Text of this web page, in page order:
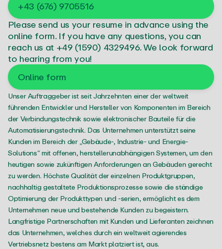
Linkedin →
Book appointment
Request quote
+43 (676) 9705516
Please send us your resume in advance using the
online form. If you have any questions, you can
reach us at +49 (1590) 4329496. We look forward
to hearing from you!
Online form
Unser Auftraggeber ist seit Jahrzehnten einer der weltweit
führenden Entwickler und Hersteller von Komponenten im Bereich
der Verbindungstechnik sowie elektronischer Bauteile für die
Automatisierungstechnik. Das Unternehmen unterstützt seine
Kunden im Bereich der „Gebäude-, Industrie- und Energie-
Solutions“ mit offenen, herstellerunabhängigen Systemen, um den
heutigen sowie zukünftigen Anforderungen an Gebäuden gerecht
zu werden. Höchste Qualität der einzelnen Produktgruppen,
nachhaltig gestaltete Produktionsprozesse sowie die ständige
Optimierung der Produkttypen und -serien, ermöglicht es dem
Unternehmen neue und bestehende Kunden zu begeistern.
Langfristige Partnerschaften mit Kunden und Lieferanten zeichnen
das Unternehmen, welches durch ein weltweit agierendes
Vertriebsnetz bestens am Markt platziert ist, aus.